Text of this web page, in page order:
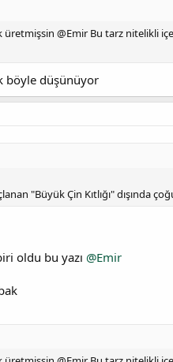
üretmişsin @Emir Bu tarz nitelikli
böyle düşünüyor
"Büyük Çin Kıtlığı" dışında
oldu bu yazı @Emir